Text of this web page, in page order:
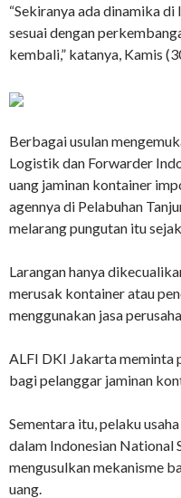
“Sekiranya ada dinamika
sesuai dengan
kembali,” katanya, Kamis
Berbagai usulan
Logistik dan Forwarder
uang jaminan kontainer
agennya di Pelabuhan
melarang pungutan itu
Larangan hanya
merusak kontainer atau
menggunakan jasa
ALFI DKI Jakarta meminta
bagi pelanggar jaminan
Sementara itu, pelaku
dalam Indonesian National
mengusulkan mekanisme
uang.